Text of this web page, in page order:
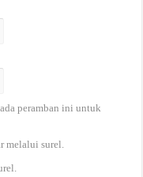
peramban ini untuk
melalui surel.